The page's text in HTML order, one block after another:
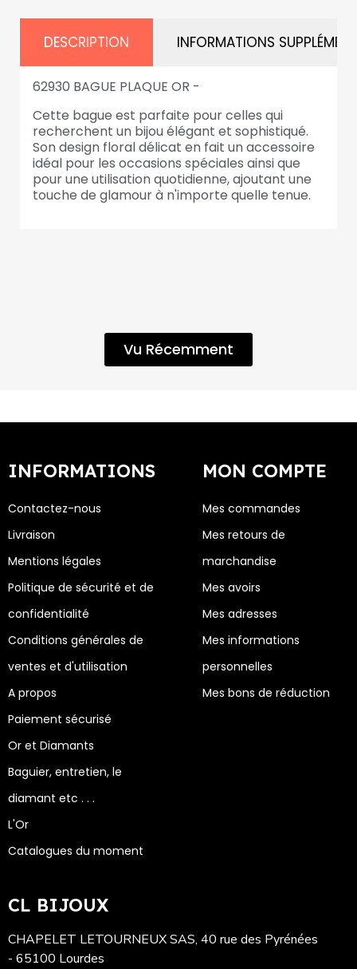
DESCRIPTION INFORMATIONS
62930 BAGUE PLAQUE OR -
Cette bague est parfaite pour celles qui
recherchent un bijou élégant et sophistiqué.
Son design floral délicat en fait un accessoire
idéal pour les occasions spéciales ainsi que
pour une utilisation quotidienne, ajoutant une
touche de glamour à n'importe quelle tenue.
Vu Récemment
INFORMATIONS
Contactez-nous
Livraison
Mentions légales
Politique de sécurité et de
confidentialité
Conditions générales de
ventes et d'utilisation
A propos
Paiement sécurisé
Or et Diamants
Baguier, entretien, le
diamant etc . . .
L'Or
Catalogues du moment
MON COMPTE
Mes commandes
Mes retours de
marchandise
Mes avoirs
Mes adresses
Mes informations
personnelles
Mes bons de réduction
CL BIJOUX
CHAPELET LETOURNEUX SAS, 40 rue des Pyrénées
- 65100 Lourdes